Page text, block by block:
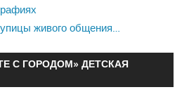
живого общения…
С ГОРОДОМ» ДЕТСКАЯ